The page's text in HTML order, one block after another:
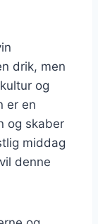
drik, men
og
er en
og skaber
middag
denne